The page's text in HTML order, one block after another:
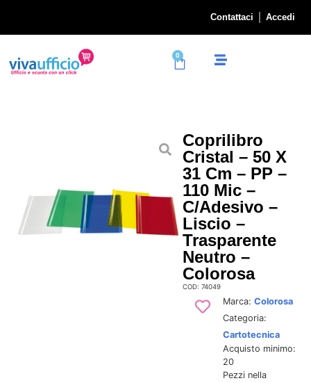
Contattaci Accedi
0
Coprilibro
Cristal – 50 X
31 Cm – PP –
110 Mic –
C/adesivo –
Liscio –
Trasparente
Neutro –
Colorosa
COD: 74049
Marca: Colorosa
Categoria:
Cartotecnica
Acquisto minimo:
20
Pezzi nella